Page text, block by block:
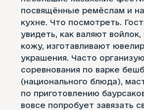
посвящённые ремёслам и
кухне. Что посмотреть.
увидеть, как валяют
кожу, изготавливают
украшения. Часто
соревнования по варке
(национального блюда),
по приготовлению
вовсе попробует завязать